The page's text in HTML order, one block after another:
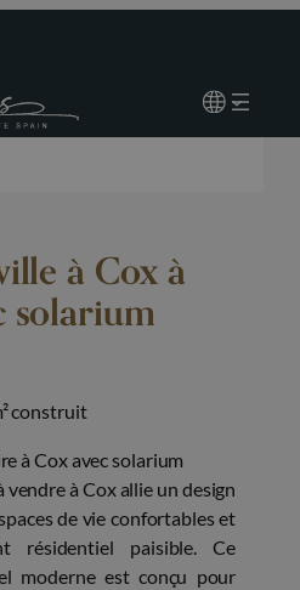
à Cox à
solarium
construit
à Cox avec solarium
à Cox allie un design
de vie confortables et
résidentiel paisible. Ce
moderne est conçu pour